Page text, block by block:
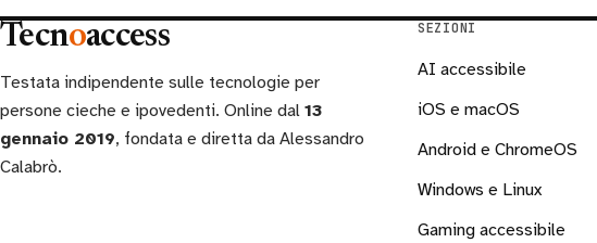
Tecnoaccess
Testata indipendente sulle tecnologie per
persone cieche e ipovedenti. Online dal 13
gennaio 2019, fondata e diretta da Alessandro
Calabrò.
SEZIONI
AI accessibile
iOS e macOS
Android e ChromeOS
Windows e Linux
Gaming accessibile